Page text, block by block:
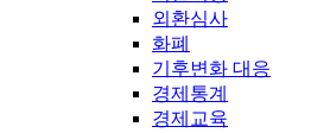
외환심사
화폐
기후변화 대응
경제통계
경제교육